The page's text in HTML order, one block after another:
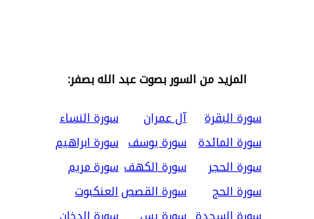
المزيد من السور بصوت عبد الله بصفر:
سورة البقرة
آل عمران
سورة النساء
سورة المائدة سورة يوسف سورة ابراهيم
سورة الحجر
سورة الكهف سورة مريم
سورة الحج
سورة القصصالعنكبوت